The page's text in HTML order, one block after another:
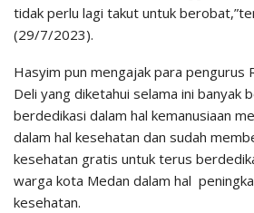
tidak perlu lagi takut untuk
(29/7/2023).
Hasyim pun mengajak para pengurus
Deli yang diketahui selama ini banyak
berdedikasi dalam hal kemanusiaan
dalam hal kesehatan dan sudah
kesehatan gratis untuk terus
warga kota Medan dalam hal
kesehatan.